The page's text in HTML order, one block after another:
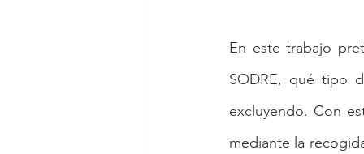
En este trabajo
SODRE, qué tipo
excluyendo. Con
mediante la